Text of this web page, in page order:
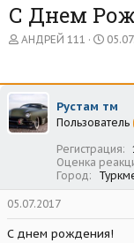
С Днем
А
о
р
т
е
АНДРЕЙ 111
Д
а
а
ч
л
а
Рустам тм
Пользователь
Регистрация
Оценка
Город
05.07.2017
С днем рождения!